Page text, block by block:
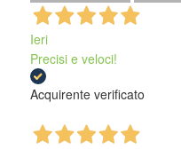
Ieri
Precisi e veloci!
Acquirente verificato